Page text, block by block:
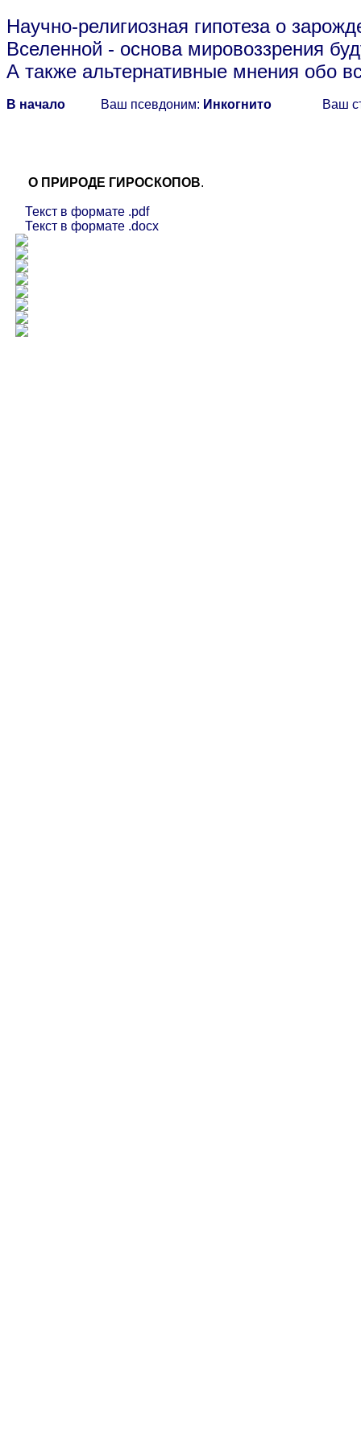
Научно-религиозная гипотеза о
Вселенной - основа мировоззрения
А также альтернативные мнения обо
В начало Ваш псевдоним: Инкогнито Ваш
О ПРИРОДЕ ГИРОСКОПОВ.
Текст в формате .pdf
Текст в формате .docx